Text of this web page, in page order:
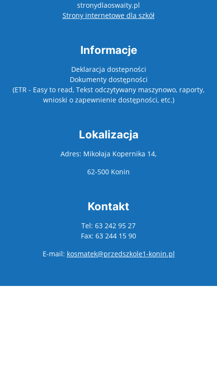
stronydlaoswaity.pl
Strony internetowe dla szkółotwiera się w
Informacje
Deklaracja dostepności
Dokumenty dostępności
(ETR - Easy to read, Tekst odczytywany maszynowo, raporty,
wnioski o zapewnienie dostępności, etc.)
Lokalizacja
Adres: Mikołaja Kopernika 14,
62-500 Konin
Kontakt
Tel: 63 242 95 27
Fax: 63 244 15 90
E-mail: kosmatek@przedszkole1-konin.pl